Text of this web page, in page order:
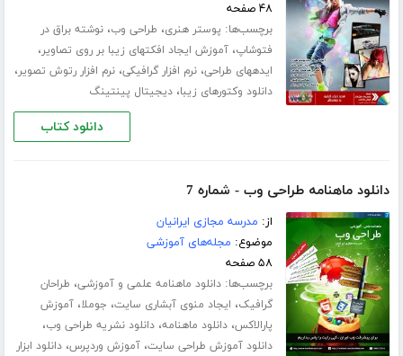
۴۸ صفحه
برچسب‌ها: پوستر هنری، طراحی وب،نوشته براق در
فتوشاپ،آموزش ایجاد افکتهای زیبا بر روی تصاویر،
ایده​های طراحی،نرم افزار گرافیکی،نرم افزار رتوش تصویر،
دانلود وکتورهای زیبا،دیجیتال پینتینگ
دانلود کتاب
دانلود ماهنامه طراحی وب - شماره 7
از: مدرسه مجازی ایرانیان
موضوع: مجله‌های آموزشی
۵۸ صفحه
برچسب‌ها:دانلود ماهنامه علمی و آموزشی، طراحان
گرافیک، ایجاد منوی آبشاری سایت، جوملا،آموزش
پارالاکس،دانلود ماهنامه،دانلود نشریه طراحی وب،
دانلود آموزش طراحی سایت،آموزش وردپرس،دانلود ابزار